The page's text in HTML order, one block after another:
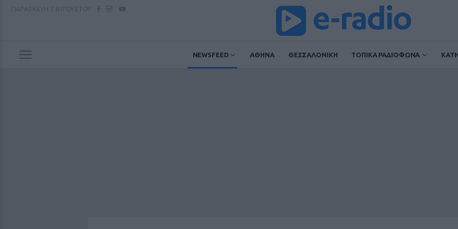
NEWSFEED ΑΘΗΝΑ ΘΕΣΣΑΛΟΝΙΚΗ ΤΟΠΙΚΑ ΡΑΔΙΟΦΩΝΑ